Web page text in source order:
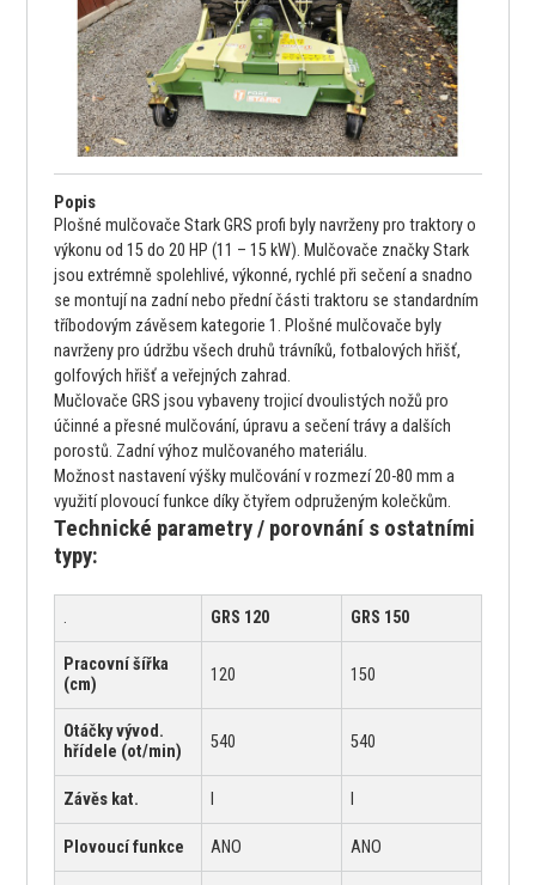
Popis
Plošné mulčovače Stark GRS profi byly navrženy pro traktory o
výkonu od 15 do 20 HP (11 – 15 kW). Mulčovače značky Stark
jsou extrémně spolehlivé, výkonné, rychlé při sečení a snadno
se montují na zadní nebo přední části traktoru se standardním
tříbodovým závěsem kategorie 1. Plošné mulčovače byly
navrženy pro údržbu všech druhů trávníků, fotbalových hřišť,
golfových hřišť a veřejných zahrad.
Mučlovače GRS jsou vybaveny trojicí dvoulistých nožů pro
účinné a přesné mulčování, úpravu a sečení trávy a dalších
porostů. Zadní výhoz mulčovaného materiálu.
Možnost nastavení výšky mulčování v rozmezí 20-80 mm a
využití plovoucí funkce díky čtyřem odpruženým kolečkům.
Technické parametry / porovnání s ostatními
typy:
. GRS 120 GRS 150
Pracovní šířka
(cm)
120 150
Otáčky vývod.
hřídele (ot/min)
540 540
Závěs kat.
Plovoucí funkce ANO ANO